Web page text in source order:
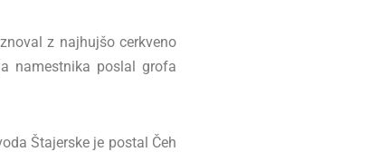
z najhujšo cerkveno
namestnika poslal grofa
Štajerske je postal Čeh